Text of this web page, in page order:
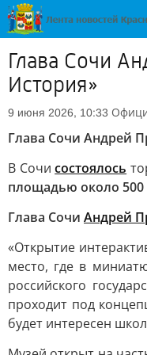
Глава Сочи
История»
9 июня 2026, 10:33
Глава Сочи Андрей
В Сочисостоялось
площадью около 500
Глава Сочи Андрей
«Открытие
место, где в
российского
проходит под
будет интересен